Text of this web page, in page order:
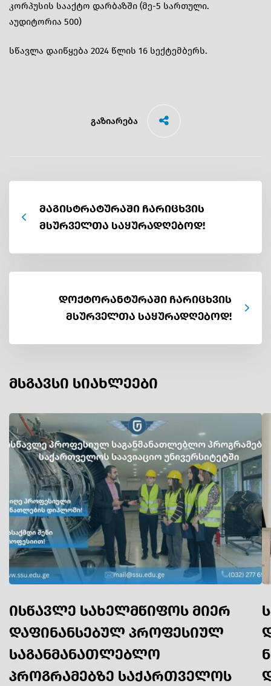
კორპუსის სააქტო დარბაზში (მე-5 სართული.
აუდიტორია 500)
სწავლა დაიწყება 2024 წლის 16 სექტემბერს.
გაზიარება
მაგისტრატურაში ჩარიცხვის
მსურველთა საყურადღებოდ!
დოქტორანტურაში ჩარიცხვის
მსურველთა საყურადღებოდ!
მსგავსი სიახლეები
ისწავლე სახელმწიფოს მიერ
დაფინანსებულ პროფესიულ
საგანმანათლებლო
პროგრამებზე საქართველოს